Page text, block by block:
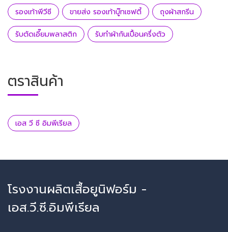
รองเท้าพีวีซี ขายส่ง รองเท้าบู๊ทเซฟตี้ ถุงผ้าสกรีน
รับตัดเอี๊ยมพลาสติก รับทำผ้ากันเปื้อนครึ่งตัว
ตราสินค้า
เอส วี ซี อิมพีเรียล
โรงงานผลิตเสื้อยูนิฟอร์ม -
เอส.วี.ซี.อิมพีเรียล